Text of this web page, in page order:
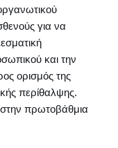
για να
και την
ορισμός της
περίθαλψης.
στην πρωτοβάθμια